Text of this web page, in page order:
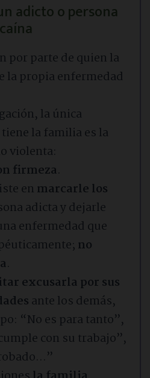
adicto o persona
por parte de quien la
la propia enfermedad
la única
la familia es la
violenta:
firmeza.
en marcarle los
adicta y dejarle
enfermedad que
no
.
excusarla por sus
ante los demás,
“No es para tanto”,
con su trabajo”,